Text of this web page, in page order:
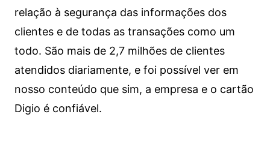
relação à segurança das informações dos
clientes e de todas as transações como um
todo. São mais de 2,7 milhões de clientes
atendidos diariamente, e foi possível ver em
nosso conteúdo que sim, a empresa e o cartão
Digio é confiável.